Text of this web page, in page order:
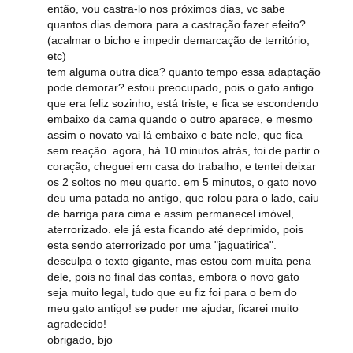
então, vou castra-lo nos próximos dias, vc sabe
quantos dias demora para a castração fazer efeito?
(acalmar o bicho e impedir demarcação de território,
etc)
tem alguma outra dica? quanto tempo essa adaptação
pode demorar? estou preocupado, pois o gato antigo
que era feliz sozinho, está triste, e fica se escondendo
embaixo da cama quando o outro aparece, e mesmo
assim o novato vai lá embaixo e bate nele, que fica
sem reação. agora, há 10 minutos atrás, foi de partir o
coração, cheguei em casa do trabalho, e tentei deixar
os 2 soltos no meu quarto. em 5 minutos, o gato novo
deu uma patada no antigo, que rolou para o lado, caiu
de barriga para cima e assim permanecel imóvel,
aterrorizado. ele já esta ficando até deprimido, pois
esta sendo aterrorizado por uma "jaguatirica".
desculpa o texto gigante, mas estou com muita pena
dele, pois no final das contas, embora o novo gato
seja muito legal, tudo que eu fiz foi para o bem do
meu gato antigo! se puder me ajudar, ficarei muito
agradecido!
obrigado, bjo